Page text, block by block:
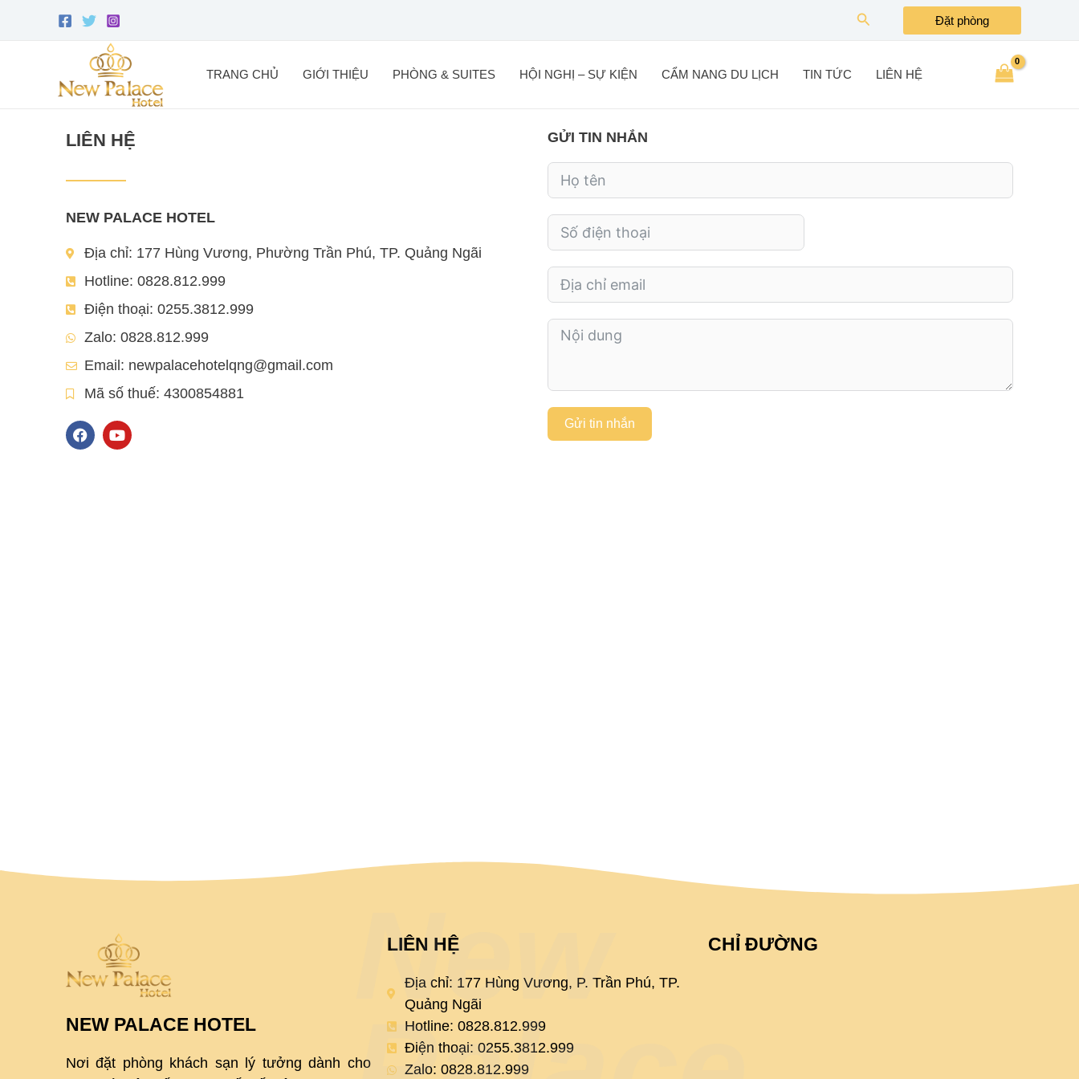
Search Đặt phòng
TRANG CHỦ GIỚI THIỆU PHÒNG & SUITES HỘI NGHỊ – SỰ KIỆN CẨM NANG DU LỊCH TIN TỨC LIÊN HỆ
LIÊN HỆ
NEW PALACE HOTEL
Địa chỉ: 177 Hùng Vương, Phường Trần Phú, TP. Quảng Ngãi
Hotline: 0828.812.999
Điện thoại: 0255.3812.999
Zalo: 0828.812.999
Email: newpalacehotelqng@gmail.com
Mã số thuế: 4300854881
F
a
Y
o
GỬI TIN NHẮN
Gửi tin nhắn
NEW PALACE HOTEL
Nơi đặt phòng khách sạn lý tưởng dành cho
LIÊN HỆ
Địa chỉ: 177 Hùng Vương, P. Trần Phú, TP.
Quảng Ngãi
Hotline: 0828.812.999
Điện thoại: 0255.3812.999
Zalo: 0828.812.999
New
CHỈ ĐƯỜNG